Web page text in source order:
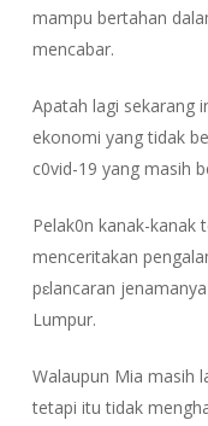
mampu bertahan
mencabar.
Apatah lagi sekarang
ekonomi yang tidak
c0vid-19 yang masih
Pelak0n kanak-kanak
menceritakan
pɛlancaran
Lumpur.
Walaupun Mia masih
tetapi itu tidak